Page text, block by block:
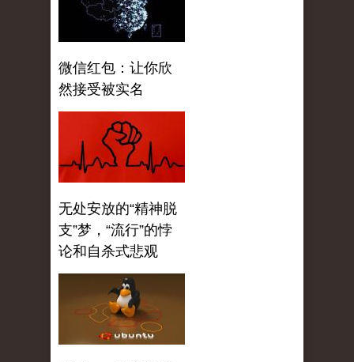
微信红包：让你欣
然接受被实名
无处安放的“精神脱
支”梦，“流行”的悖
论和自杀式悲观